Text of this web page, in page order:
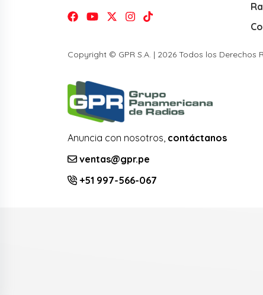
Copyright © GPR S.A. | 2026 Todos los Derechos
Anuncia con nosotros, contáctanos
ventas@gpr.pe
+51 997-566-067